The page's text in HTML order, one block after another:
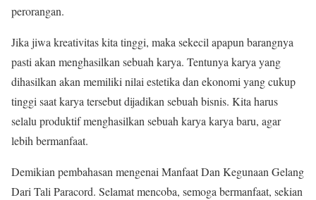
perorangan.
Jika jiwa kreativitas kita tinggi, maka sekecil apapun barangnya
pasti akan menghasilkan sebuah karya. Tentunya karya yang
dihasilkan akan memiliki nilai estetika dan ekonomi yang cukup
tinggi saat karya tersebut dijadikan sebuah bisnis. Kita harus
selalu produktif menghasilkan sebuah karya karya baru, agar
lebih bermanfaat.
Demikian pembahasan mengenai Manfaat Dan Kegunaan Gelang
Dari Tali Paracord. Selamat mencoba, semoga bermanfaat, sekian